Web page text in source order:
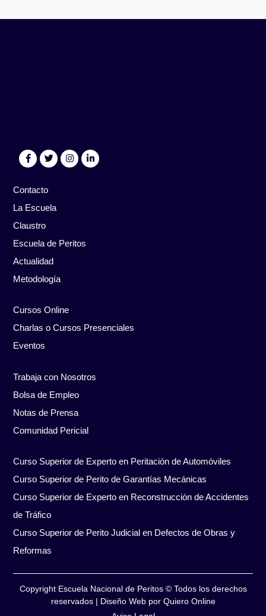
Contacto
La Escuela
Claustro
Escuela de Peritos
Actualidad
Metodología
Cursos Online
Charlas o Cursos Presenciales
Eventos
Trabaja con Nosotros
Bolsa de Empleo
Notas de Prensa
Comunidad Pericial
Curso Superior de Experto en Peritación de Automóviles
Curso Superior de Perito de Garantías Mecánicas
Curso Superior de Experto en Reconstrucción de Accidentes
de Tráfico
Curso Superior de Perito Judicial en Defectos de Obras y
Reformas
Copyright Escuela Nacional de Peritos © Todos los derechos
reservados | Diseño Web por Quiero Online